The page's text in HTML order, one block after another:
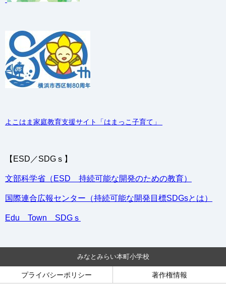
よこはま家庭教育支援サイト「はまっこ子育て」
【ESD／SDGｓ】
文部科学省（ESD 持続可能な開発のための教育）
国際連合広報センター（持続可能な開発目標SDGsとは）
Edu Town SDGｓ
みなとみらい本町小学校
プライバシーポリシー 著作権情報